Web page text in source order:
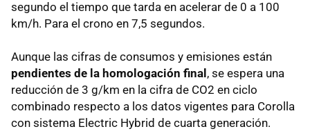
segundo el tiempo que tarda en acelerar de 0 a 100
km/h. Para el crono en 7,5 segundos.
Aunque las cifras de consumos y emisiones están
pendientes de la homologación final , se espera una
reducción de 3 g/km en la cifra de CO2 en ciclo
combinado respecto a los datos vigentes para Corolla
con sistema Electric Hybrid de cuarta generación.